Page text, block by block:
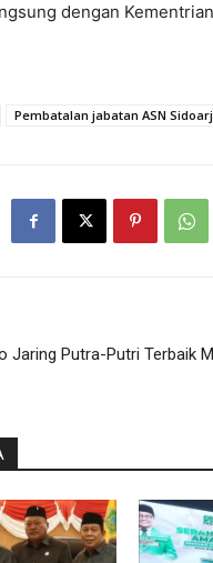
dengan
Pembatalan jabatan ASN
Jaring Putra-Putri Terbaik